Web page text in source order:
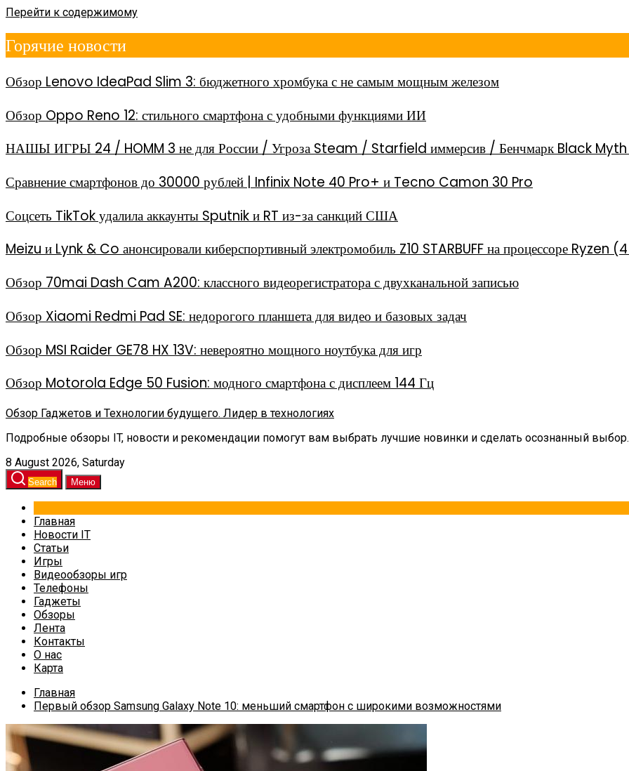
Перейти к содержимому
Горячие новости
Обзор Lenovo IdeaPad Slim 3: бюджетного хромбука с не самым мощным железом
Обзор Oppo Reno 12: стильного смартфона с удобными функциями ИИ
НАШЫ ИГРЫ 24 / HOMM 3 не для России / Угроза Steam / Starfield иммерсив / Бенчмарк Black
Сравнение смартфонов до 30000 рублей | Infinix Note 40 Pro+ и Tecno Camon 30 Pro
Соцсеть TikTok удалила аккаунты Sputnik и RT из-за санкций США
Meizu и Lynk & Co анонсировали киберспортивный электромобиль Z10 STARBUFF на процессоре Ryzen
Обзор 70mai Dash Cam A200: классного видеорегистратора с двухканальной записью
Обзор Xiaomi Redmi Pad SE: недорогого планшета для видео и базовых задач
Обзор MSI Raider GE78 HX 13V: невероятно мощного ноутбука для игр
Обзор Motorola Edge 50 Fusion: модного смартфона с дисплеем 144 Гц
Обзор Гаджетов и Технологии будущего. Лидер в технологиях
Подробные обзоры IT, новости и рекомендации помогут вам выбрать лучшие новинки и сделать осознанный выбор.
8 August 2026, Saturday
Search Меню
Главная
Новости IT
Статьи
Игры
Видеообзоры игр
Телефоны
Гаджеты
Обзоры
Лента
Контакты
О нас
Карта
Главная
Первый обзор Samsung Galaxy Note 10: меньший смартфон с широкими возможностями